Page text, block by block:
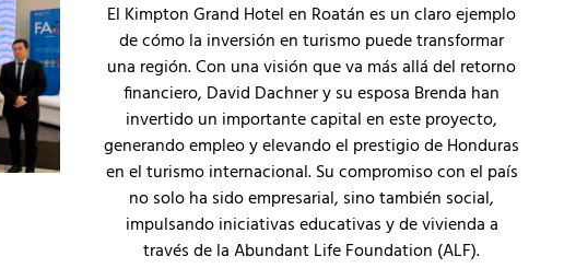
El Kimpton Grand Hotel en Roatán es un claro ejemplo
de cómo la inversión en turismo puede transformar
una región. Con una visión que va más allá del retorno
financiero, David Dachner y su esposa Brenda han
invertido un importante capital en este proyecto,
generando empleo y elevando el prestigio de Honduras
en el turismo internacional. Su compromiso con el país
no solo ha sido empresarial, sino también social,
impulsando iniciativas educativas y de vivienda a
través de la Abundant Life Foundation (ALF).